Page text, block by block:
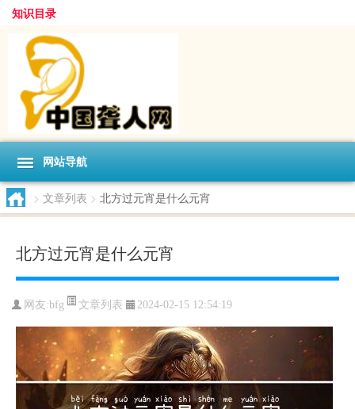
知识目录
网站导航
> 文章列表 > 北方过元宵是什么元宵
北方过元宵是什么元宵
网友:bfg 文章列表 2024-02-15 12:54:19